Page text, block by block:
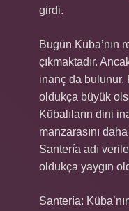
girdi.
Bugün Küba’nın
çıkmaktadır.
inanç da bulunur.
oldukça büyük
Kübalıların dini
manzarasını
Santería adı
oldukça yaygın
Santería: